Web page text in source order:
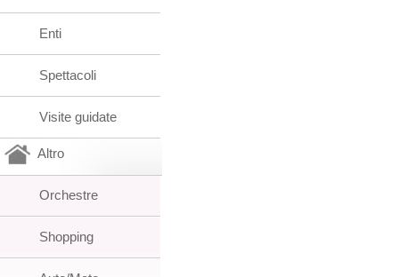
Enti
Spettacoli
Visite guidate
Altro
Orchestre
Shopping